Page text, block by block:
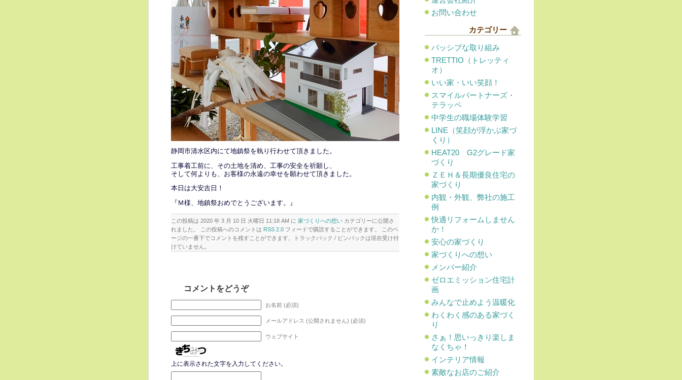
静岡市清水区内にて地鎮祭を執り行わせて頂きました。
工事着工前に、その土地を清め、工事の安全を祈願し、
そして何よりも、お客様の永遠の幸せを願わせて頂きました。
本日は大安吉日！
『Ｍ様、地鎮祭おめでとうございます。』
この投稿は 2020 年 3 月 10 日 火曜日 11:18 AM に 家づくりへの想い カテゴリーに公開さ
れました。 この投稿へのコメントは RSS 2.0 フィードで購読することができます。 このペ
ージの一番下でコメントを残すことができます。トラックバック / ピンバックは現在受け付
けていません。
コメントをどうぞ
お名前 (必須)
メールアドレス (公開されません) (必須)
ウェブサイト
上に表示された文字を入力してください。
お問い合わせ
カテゴリー
パッシブな取り組み
TRETTIO（トレッティ
オ）
いい家・いい笑顔！
スマイルパートナーズ・
テラッペ
中学生の職場体験学習
LINE（笑顔が浮かぶ家づ
くり）
HEAT20 G2グレード家
づくり
ＺＥＨ＆長期優良住宅の
家づくり
内観・外観、弊社の施工
例
快適リフォームしません
か！
安心の家づくり
家づくりへの想い
メンバー紹介
ゼロエミッション住宅計
画
みんなで止めよう温暖化
わくわく感のある家づく
り
さぁ！思いっきり楽しま
なくちゃ！
インテリア情報
素敵なお店のご紹介